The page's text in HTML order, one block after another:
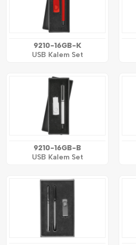
9210-16GB-K
USB Kalem Set
9210-16GB-B
USB Kalem Set